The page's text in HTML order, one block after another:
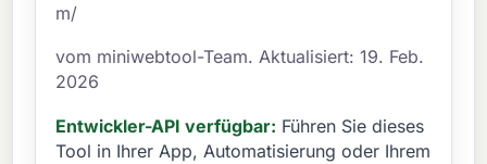
m/
vom miniwebtool-Team. Aktualisiert: 19. Feb.
2026
Entwickler-API verfügbar: Führen Sie dieses
Tool in Ihrer App, Automatisierung oder Ihrem